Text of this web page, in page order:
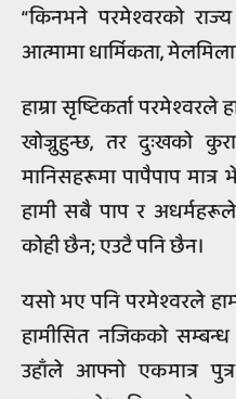
“किनभने परमेश्‍वरको
आत्मामा धार्मिकता,
हाम्रा सृष्टिकर्ता परमेश्‍वरले
खोज्नुहुन्छ, तर दुःखको
मानिसहरूमा पापैपाप मात्र
हामी सबै पाप र
कोही छैन; एउटै पनि छैन।
यसो भए पनि परमेश्‍वरले
हामीसित नजिकको सम्बन्ध
उहाँले आफ्नो एकमात्र